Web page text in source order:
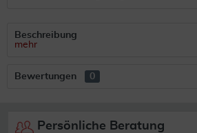
Beschreibung
mehr
Bewertungen 0
Persönliche Beratung